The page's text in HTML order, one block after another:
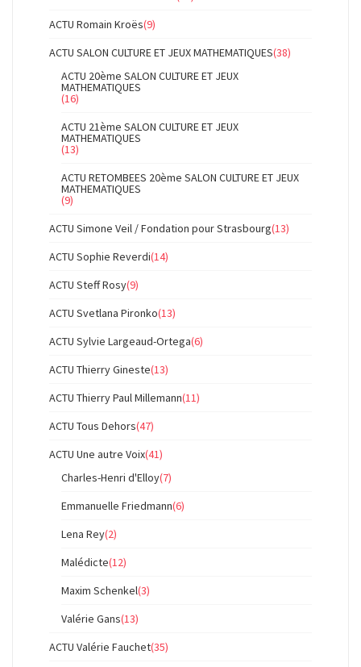
ACTU Romain Kroës(9)
ACTU SALON CULTURE ET JEUX MATHEMATIQUES(38)
ACTU 20ème SALON CULTURE ET JEUX
MATHEMATIQUES
(16)
ACTU 21ème SALON CULTURE ET JEUX
MATHEMATIQUES
(13)
ACTU RETOMBEES 20ème SALON CULTURE ET JEUX
MATHEMATIQUES
(9)
ACTU Simone Veil / Fondation pour Strasbourg(13)
ACTU Sophie Reverdi(14)
ACTU Steff Rosy(9)
ACTU Svetlana Pironko(13)
ACTU Sylvie Largeaud-Ortega(6)
ACTU Thierry Gineste(13)
ACTU Thierry Paul Millemann(11)
ACTU Tous Dehors(47)
ACTU Une autre Voix(41)
Charles-Henri d'Elloy(7)
Emmanuelle Friedmann(6)
Lena Rey(2)
Malédicte(12)
Maxim Schenkel(3)
Valérie Gans(13)
ACTU Valérie Fauchet(35)